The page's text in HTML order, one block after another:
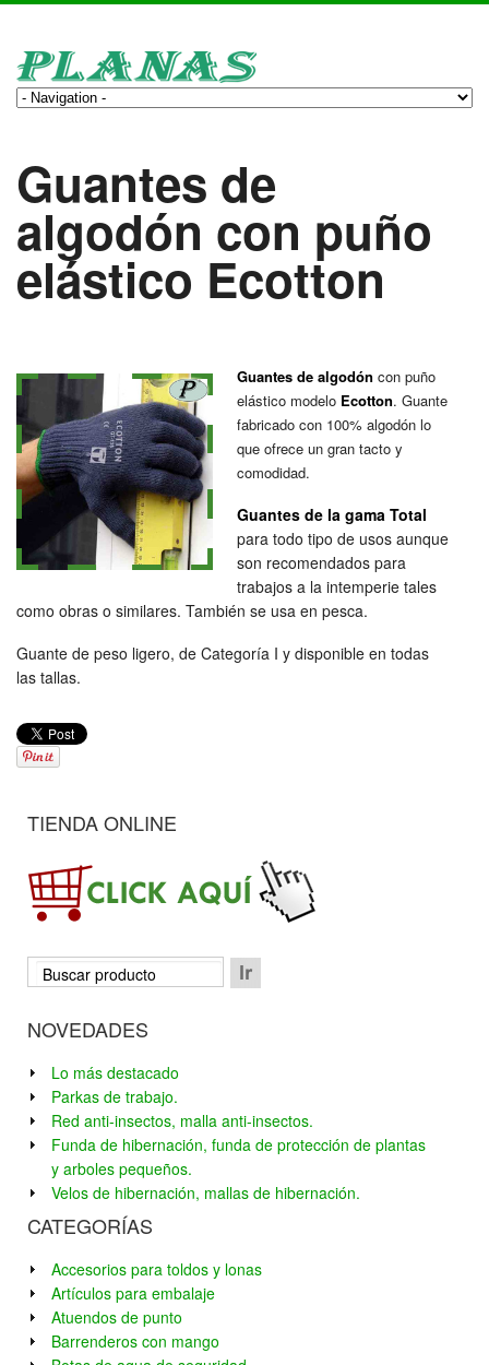
Guantes de
algodón con puño
elástico Ecotton
Guantes de algodón con puño
elástico modelo Ecotton. Guante
fabricado con 100% algodón lo
que ofrece un gran tacto y
comodidad.
Guantes de la gama Total
para todo tipo de usos aunque
son recomendados para
trabajos a la intemperie tales
como obras o similares. También se usa en pesca.
Guante de peso ligero, de Categoría I y disponible en todas
las tallas.
TIENDA ONLINE
NOVEDADES
Lo más destacado
Parkas de trabajo.
Red anti-insectos, malla anti-insectos.
Funda de hibernación, funda de protección de plantas
y arboles pequeños.
Velos de hibernación, mallas de hibernación.
CATEGORÍAS
Accesorios para toldos y lonas
Artículos para embalaje
Atuendos de punto
Barrenderos con mango